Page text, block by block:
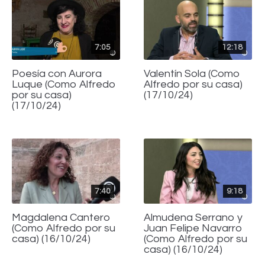
7:05
Poesía con Aurora
Luque (Como Alfredo
por su casa)
(17/10/24)
12:18
Valentín Sola (Como
Alfredo por su casa)
(17/10/24)
7:40
Magdalena Cantero
(Como Alfredo por su
casa) (16/10/24)
9:18
Almudena Serrano y
Juan Felipe Navarro
(Como Alfredo por su
casa) (16/10/24)